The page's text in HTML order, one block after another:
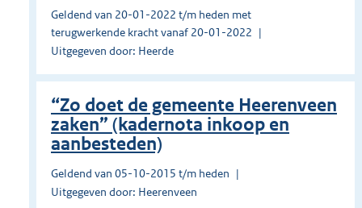
Geldend van 20-01-2022 t/m heden met
terugwerkende kracht vanaf 20-01-2022
Uitgegeven door: Heerde
“Zo doet de gemeente Heerenveen
zaken” (kadernota inkoop en
aanbesteden)
Geldend van 05-10-2015 t/m heden
Uitgegeven door: Heerenveen